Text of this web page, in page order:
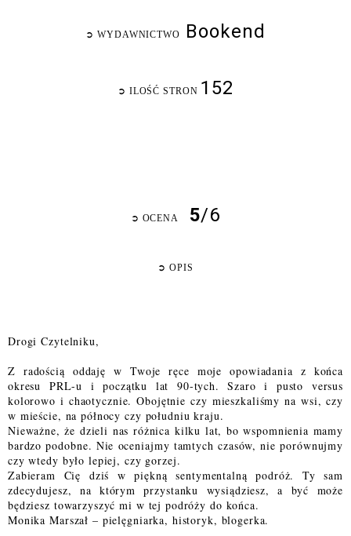
➲ WYDAWNICTWO Bookend
➲ ILOŚĆ STRON 152
➲ OCENA 5/6
➲ OPIS
Drogi Czytelniku,
Z radością oddaję w Twoje ręce moje opowiadania z końca
okresu PRL-u i początku lat 90-tych. Szaro i pusto versus
kolorowo i chaotycznie. Obojętnie czy mieszkaliśmy na wsi, czy
w mieście, na północy czy południu kraju.
Nieważne, że dzieli nas różnica kilku lat, bo wspomnienia mamy
bardzo podobne. Nie oceniajmy tamtych czasów, nie porównujmy
czy wtedy było lepiej, czy gorzej.
Zabieram Cię dziś w piękną sentymentalną podróż. Ty sam
zdecydujesz, na którym przystanku wysiądziesz, a być może
będziesz towarzyszyć mi w tej podróży do końca.
Monika Marszał – pielęgniarka, historyk, blogerka.